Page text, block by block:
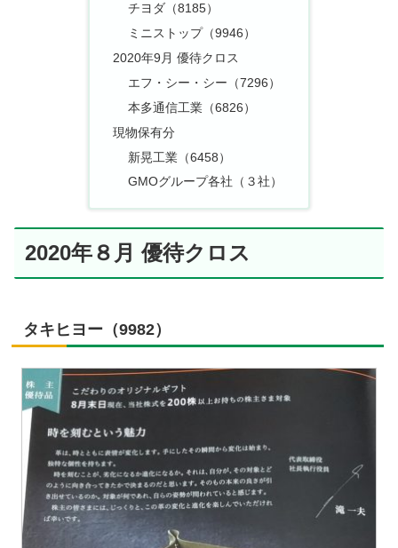
チヨダ（8185）
ミニストップ（9946）
2020年9月 優待クロス
エフ・シー・シー（7296）
本多通信工業（6826）
現物保有分
新晃工業（6458）
GMOグループ各社（３社）
2020年８月 優待クロス
タキヒヨー（9982）